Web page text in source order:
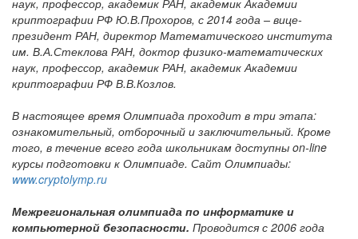
криптографии РФ Ю.В.Прохоров, с 2014 года – вице-
президент РАН, директор Математического института
им. В.А.Стеклова РАН, доктор физико-математических
наук, профессор, академик РАН, академик Академии
криптографии РФ В.В.Козлов.
В настоящее время Олимпиада проходит в три этапа:
ознакомительный, отборочный и заключительный. Кроме
того, в течение всего года школьникам доступны on-line
курсы подготовки к Олимпиаде. Сайт Олимпиады:
www.cryptolymp.ru
Межрегиональная олимпиада по информатике и
компьютерной безопасности. Проводится с 2006 года